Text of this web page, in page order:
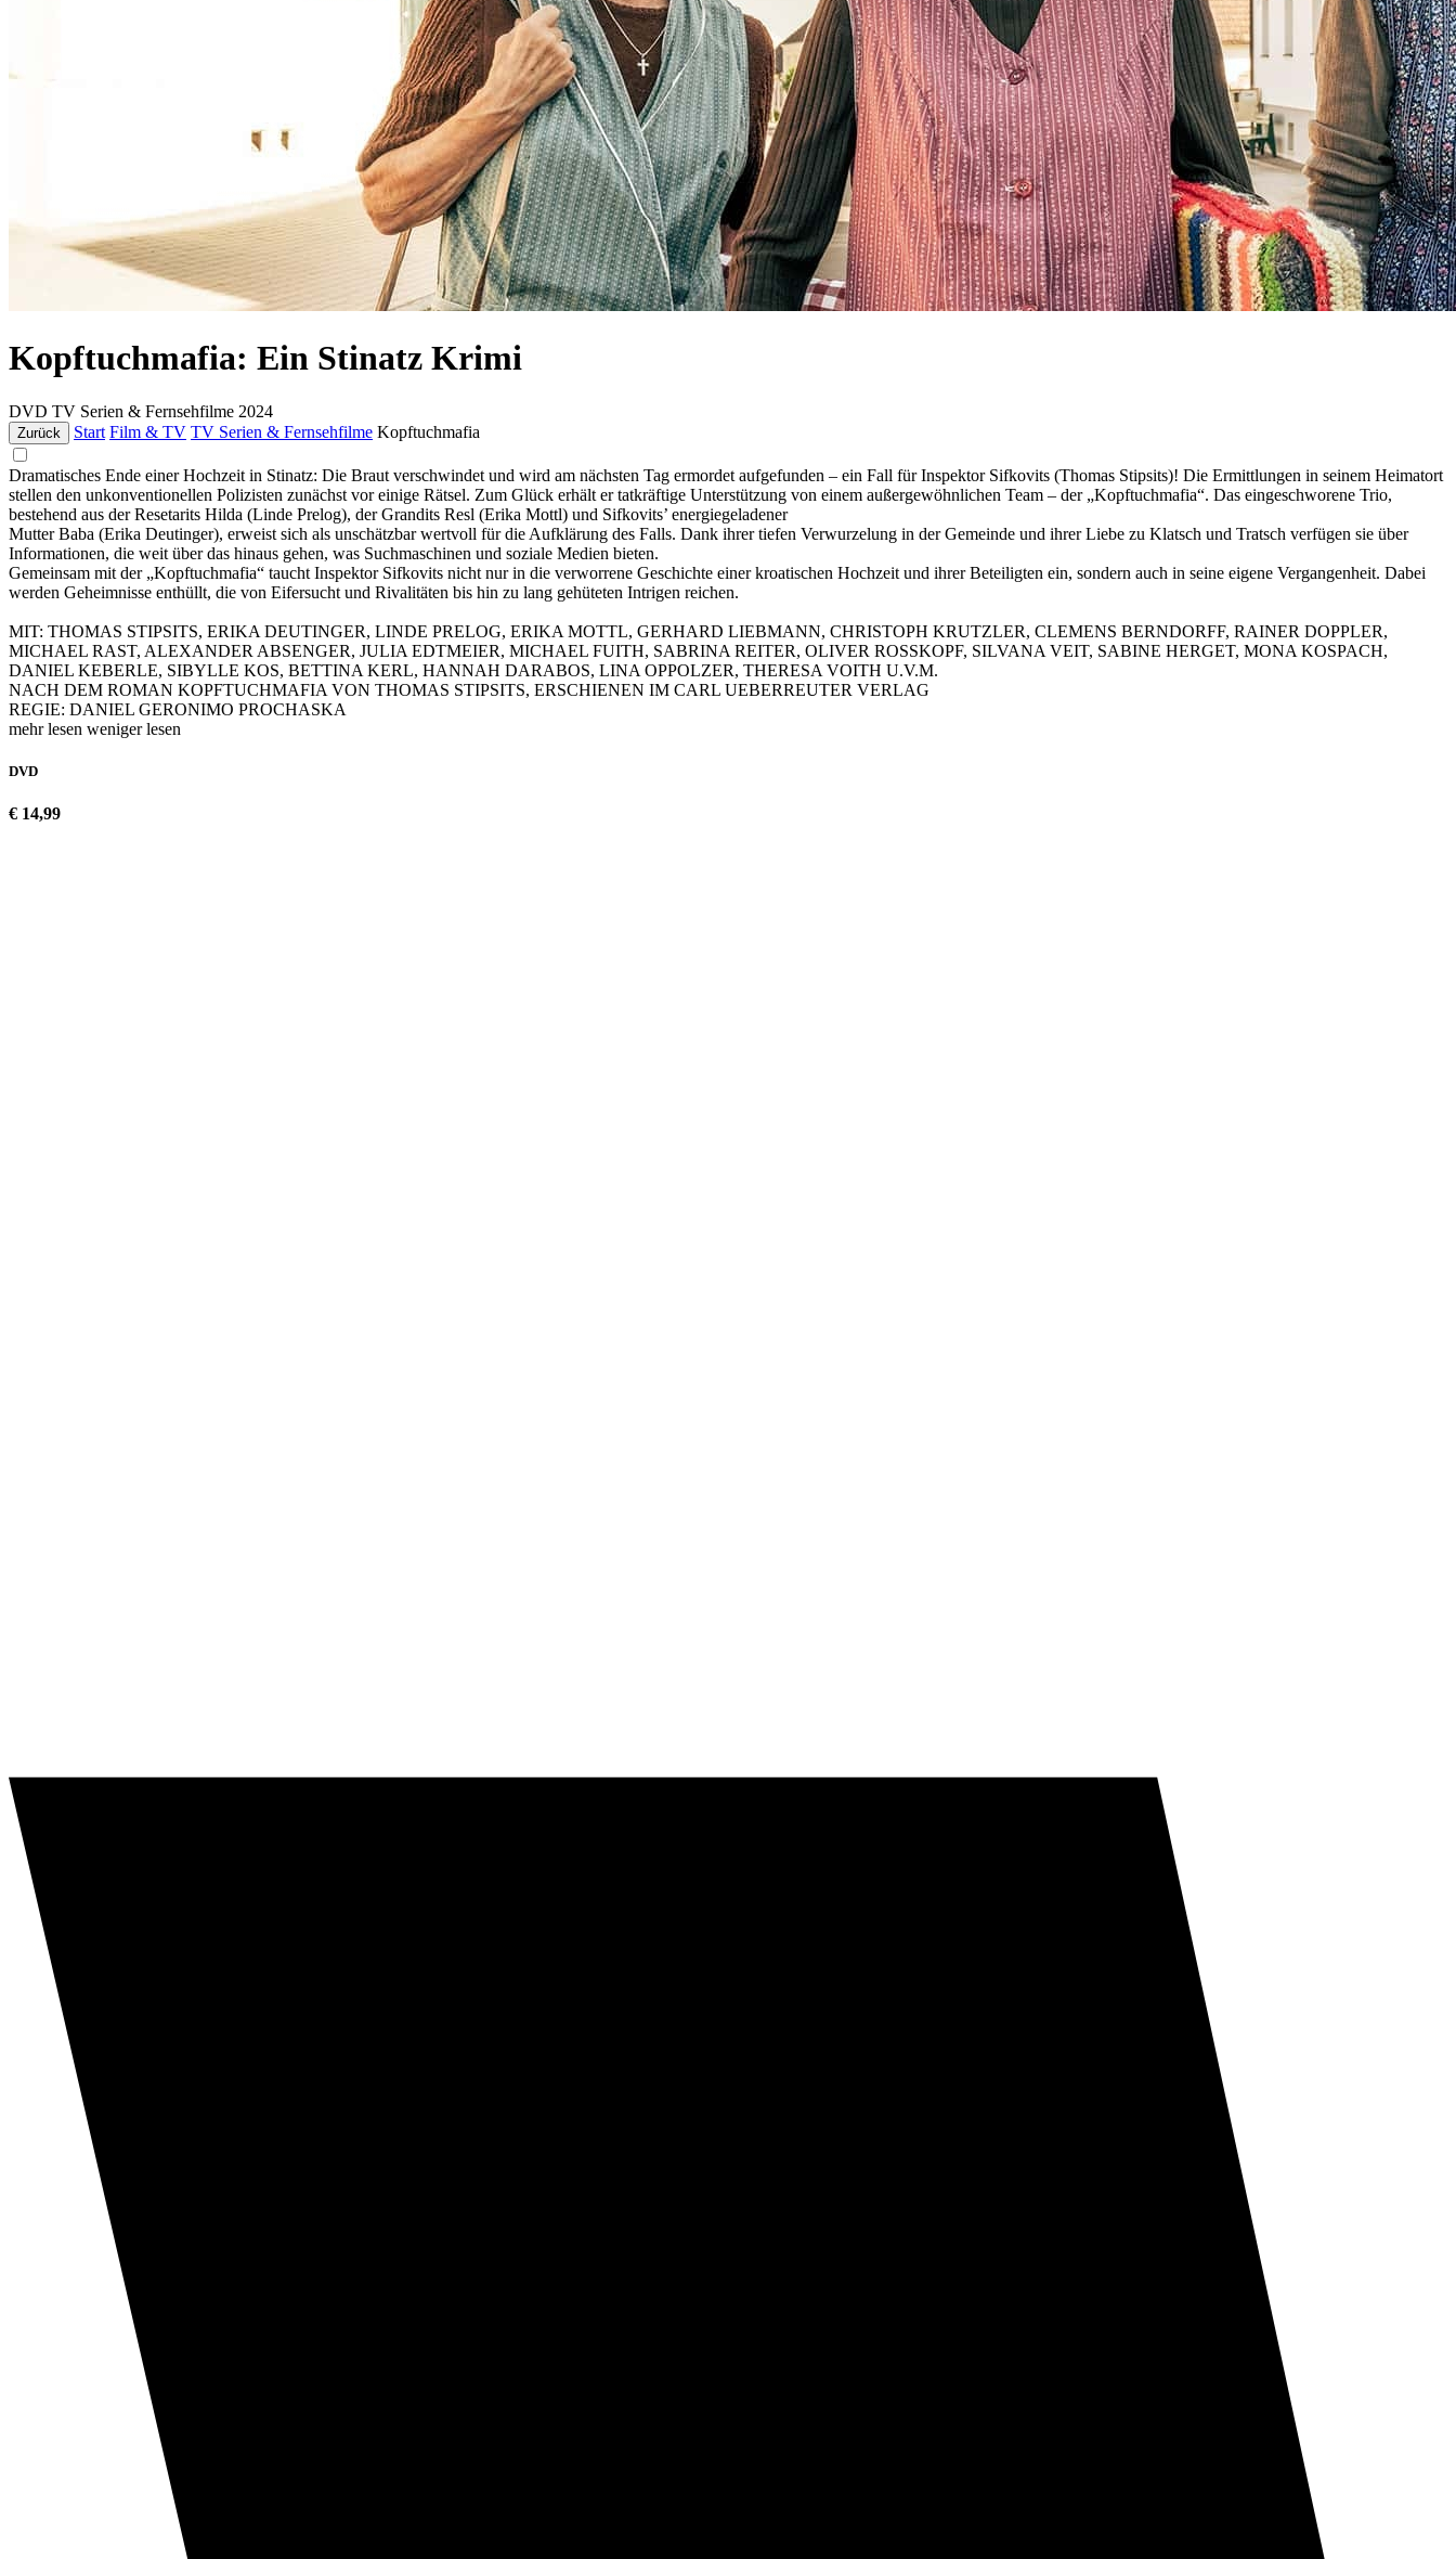
Kopftuchmafia: Ein Stinatz Krimi
DVD TV Serien & Fernsehfilme 2024
Zurück Start Film & TV TV Serien & Fernsehfilme Kopftuchmafia
Dramatisches Ende einer Hochzeit in Stinatz: Die Braut verschwindet und wird am nächsten Tag ermordet aufgefunden – ein Fall für Inspektor Sifkovits (Thomas Stipsits)! Die Ermittlungen in seinem Heimatort
stellen den unkonventionellen Polizisten zunächst vor einige Rätsel. Zum Glück erhält er tatkräftige Unterstützung von einem außergewöhnlichen Team – der „Kopftuchmafia“. Das eingeschworene Trio,
bestehend aus der Resetarits Hilda (Linde Prelog), der Grandits Resl (Erika Mottl) und Sifkovits’ energiegeladener
Mutter Baba (Erika Deutinger), erweist sich als unschätzbar wertvoll für die Aufklärung des Falls. Dank ihrer tiefen Verwurzelung in der Gemeinde und ihrer Liebe zu Klatsch und Tratsch verfügen sie über
Informationen, die weit über das hinaus gehen, was Suchmaschinen und soziale Medien bieten.
Gemeinsam mit der „Kopftuchmafia“ taucht Inspektor Sifkovits nicht nur in die verworrene Geschichte einer kroatischen Hochzeit und ihrer Beteiligten ein, sondern auch in seine eigene Vergangenheit. Dabei
werden Geheimnisse enthüllt, die von Eifersucht und Rivalitäten bis hin zu lang gehüteten Intrigen reichen.
MIT: THOMAS STIPSITS, ERIKA DEUTINGER, LINDE PRELOG, ERIKA MOTTL, GERHARD LIEBMANN, CHRISTOPH KRUTZLER, CLEMENS BERNDORFF, RAINER DOPPLER,
MICHAEL RAST, ALEXANDER ABSENGER, JULIA EDTMEIER, MICHAEL FUITH, SABRINA REITER, OLIVER ROSSKOPF, SILVANA VEIT, SABINE HERGET, MONA KOSPACH,
DANIEL KEBERLE, SIBYLLE KOS, BETTINA KERL, HANNAH DARABOS, LINA OPPOLZER, THERESA VOITH U.V.M.
NACH DEM ROMAN KOPFTUCHMAFIA VON THOMAS STIPSITS, ERSCHIENEN IM CARL UEBERREUTER VERLAG
REGIE: DANIEL GERONIMO PROCHASKA
mehr lesen weniger lesen
DVD
€ 14,99